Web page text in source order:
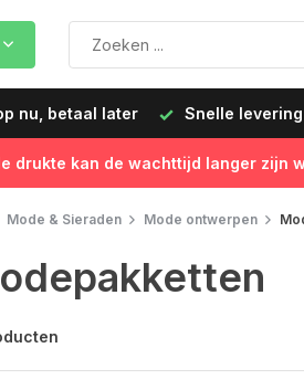
nu, betaal later Snelle
drukte kan de wachttijd langer zijn
Mode & Sieraden Mode ontwerpen